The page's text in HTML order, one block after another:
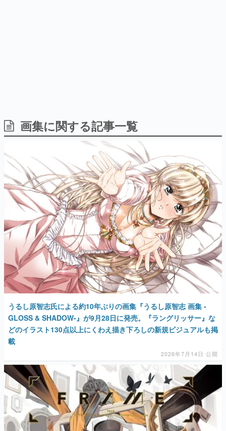
日本のコンテンツ産業やカルチャーに与えた影響を探る企
画です。
日本モバイルゲーム産業史
日本のモバイルゲーム史における主要なトピック・タイト
ルを網羅するほか、開発者へのインタビューや識者による
解説を掲載。約20年の歴史が一望できる決定版！
若ゲのいたり〜ゲームクリエイターの青春〜
『うつヌケ』『ペンと箸』等で知られるマンガ家・田中圭
一先生によるゲーム業界レポートマンガです。
なんでゲームは面白い？
ゲーム開発者・hamatsu氏がゲームの魅力を画面や操作の
具体的な形から解き明かしていく、硬派で骨太な評論連載
です。
ゲームが変えた日本語
「経験値」「裏技」「ラスボス」… ゲームにまつわる言葉
の起源や用法の変遷を、コンピューター文化史研究家・タ
イニーP氏が徹底調査。
カテゴリ
マンガ
女性向け
アプリレビュー
その他
画集に関する記事一覧
うるし原智志氏による約10年ぶりの画集『うるし原智志 画集 -
GLOSS & SHADOW-』が9月28日に発売。『ラングリッサー』な
どのイラスト130点以上にくわえ描き下ろしの新規ビジュアルも掲
載
2026年7月14日 公開